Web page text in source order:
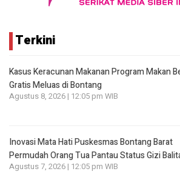
Terkini
Kasus Keracunan Makanan Program Makan
Gratis Meluas di Bontang
Agustus 8, 2026 | 12:05 pm WIB
Inovasi Mata Hati Puskesmas Bontang Barat
Permudah Orang Tua Pantau Status Gizi
Agustus 7, 2026 | 12:05 pm WIB